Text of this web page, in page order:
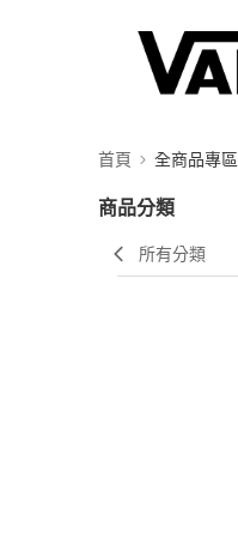
首頁 全商品專區
商品分類
所有分類